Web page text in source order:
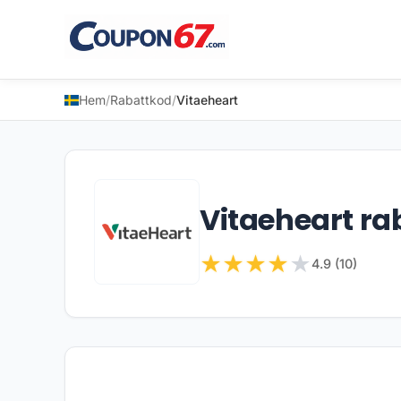
Hem/Rabattkod/Vitaeheart
Vitaeheart
★★★★★4.9 (10)